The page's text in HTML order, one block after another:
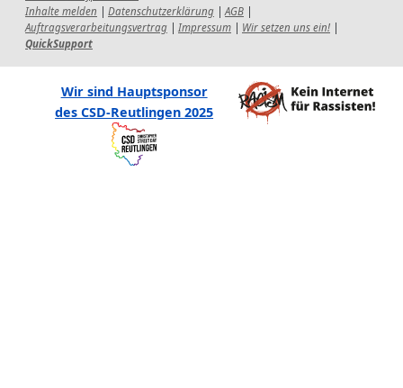
Inhalte melden
Datenschutzerklärung AGB
Auftragsverarbeitungsvertrag
Impressum Wir setzen uns ein!
QuickSupport
Wir sind Hauptsponsor
des CSD-Reutlingen 2025